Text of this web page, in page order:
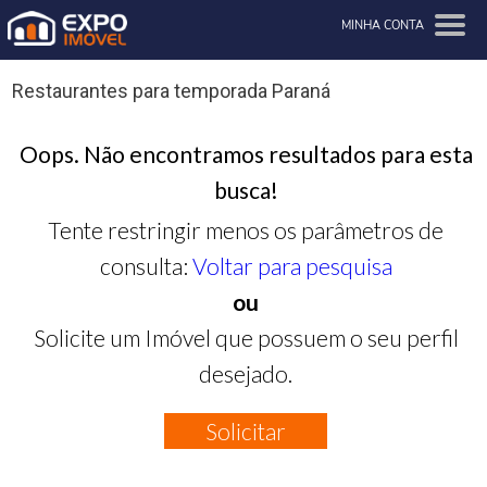
MINHA CONTA
Restaurantes para temporada Paraná
Oops. Não encontramos resultados para esta
busca!
Tente restringir menos os parâmetros de
consulta: Voltar para pesquisa
ou
Solicite um Imóvel que possuem o seu perfil
desejado.
Solicitar